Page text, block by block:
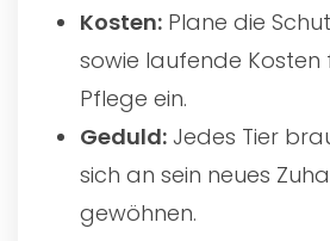
Kosten: Plane die
sowie laufende Kosten
Pflege ein.
Geduld: Jedes Tier
sich an sein neues
gewöhnen.